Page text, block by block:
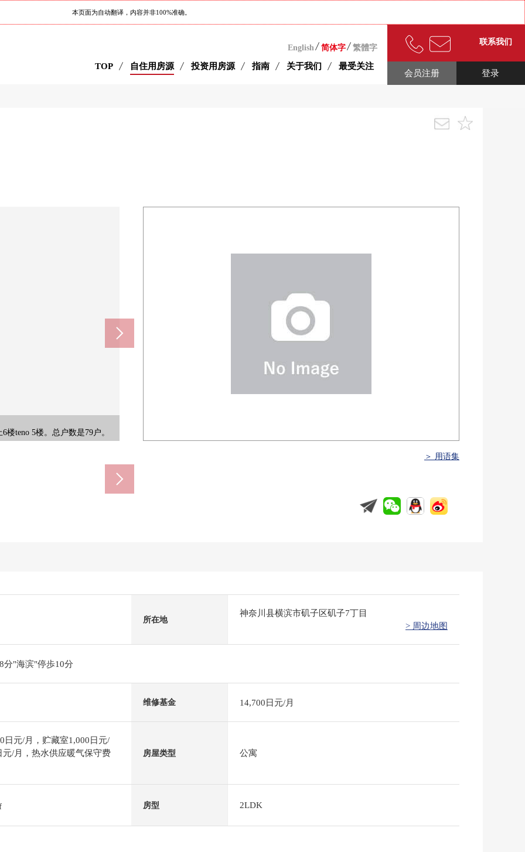
本页面为自动翻译，内容并非100%准确。
English 简体字 繁體字
TOP 自住用房源 投资用房源 指南 关于我们 最受关注
联系我们
登录
会员注册
楼teno 5楼。总户数是79户。
光送的客厅。在家族各位，舒
片里面的家具
放对象舒适地舒畅的空间。 ※
家具
部分的设计。宽松的面积被确
的家具
价格不包括照片里面的家具
演节目也好像拓宽。
房近所以能把洗衣以及打扫在
不包括照片里面的家具
器具以及容易乱七八糟的小东
。因为有窗可以勤快的换气所
以使用。
。因为有镜子在客人整理外表
具里面的供给品。
下边正设有存储空间。
气好坏)
自然富裕的风景感到四季。
咖啡厅时间放折叠椅。※销售
具
的污垢在LDK带进去所以，卫
的家具
有整洁的状态。※销售价格不
当地确认实际的居住环境。
以外的人难以侵略的防盗门系
睛看季节的变换，感到。
被设定(部分收费、规章有)。
1070m)
息。为停车场被确保便于大量购
＞ 用语集
所在地
神奈川县横滨市矶子区矶子7丁目
> 周边地图
分"海滨"停歩10分
维修基金 14,700日元/月
日元/月，贮藏室1,000日元/
元/月，热水供应暖气保守费
房屋类型 公寓
房型 2LDK